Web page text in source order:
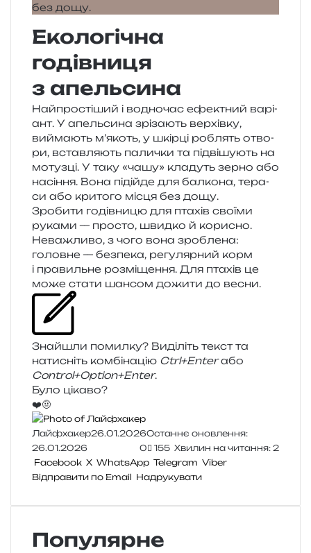
Екологічна
годівниця
з апельсина
Найпростіший і водно­час ефе­ктний варі­
ант. У апель­си­на зрі­за­ють вер­хів­ку,
вийма­ють м’якоть, у шкір­ці роблять отво­
ри, встав­ля­ють пали­чки та під­ві­шу­ють на
мотуз­ці. У таку «чашу» кла­дуть зерно або
насі­н­ня. Вона піді­йде для бал­ко­на, тера­
си або кри­то­го місця без дощу.
Зробити годів­ни­цю для пта­хів сво­ї­ми
рука­ми — про­сто, швид­ко й кори­сно.
Неважливо, з чого вона зро­бле­на:
голов­не — без­пе­ка, регу­ляр­ний корм
і пра­виль­не роз­мі­ще­н­ня. Для пта­хів це
може стати шан­сом дожи­ти до весни.
Знайшли помил­ку? Виділіть текст та
нати­сніть ком­бі­на­цію Ctrl+Enterабо
Control+Option+Enter.
Було цікаво?
❤️🤨
Лайфхакер26.01.2026Останнє оновлення:
26.01.2026
0 155 Хвилин на читання: 2
Facebook X WhatsApp Telegram Viber
Відправити по Email Надрукувати
Популярне